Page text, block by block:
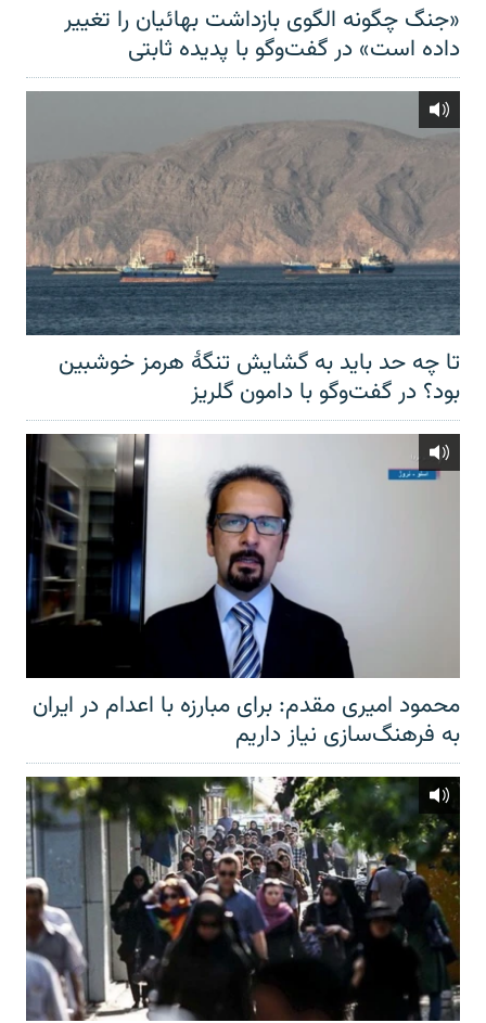
«جنگ چگونه الگوی بازداشت بهائیان را تغییر
داده است» در گفت‌وگو با پدیده ثابتی
تا چه حد باید به گشایش تنگهٔ هرمز خوشبین
بود؟ در گفت‌وگو با دامون گلریز
محمود امیری مقدم: برای مبارزه با اعدام در ایران
به فرهنگ‌سازی نیاز داریم